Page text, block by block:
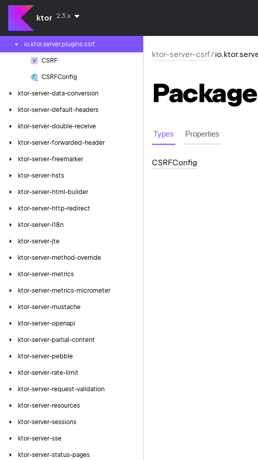
ktor 2.3.x
ktor-server-cors
ktor-server-csrf
io. ktor.server.plugins.csrf
CSRF
CSRFConfig
ktor-server-data-conversion
ktor-server-default-headers
ktor-server-double-receive
ktor-server-forwarded-header
ktor-server-freemarker
ktor-server-hsts
ktor-server-html-builder
ktor-server-http-redirect
ktor-server-i18n
ktor-server-jte
ktor-server-method-override
ktor-server-metrics
ktor-server-metrics-micrometer
ktor-server-mustache
ktor-server-openapi
ktor-server-partial-content
ktor-server-pebble
ktor-server-rate-limit
ktor-server-request-validation
ktor-server-resources
ktor-server-sessions
ktor-server-sse
ktor-server-status-pages
ktor-server-csrf/
Types Properties
CSRFConfig